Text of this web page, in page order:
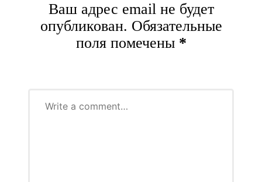
Ваш адрес email не будет
опубликован. Обязательные
поля помечены *